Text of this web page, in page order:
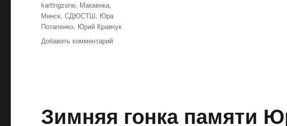
kartingzone, Макаенка,
Минск,СДЮСТШ, Юра
Потапенко, Юрий Кравчук
Добавить комментарийк
Зимняя гонка памяти